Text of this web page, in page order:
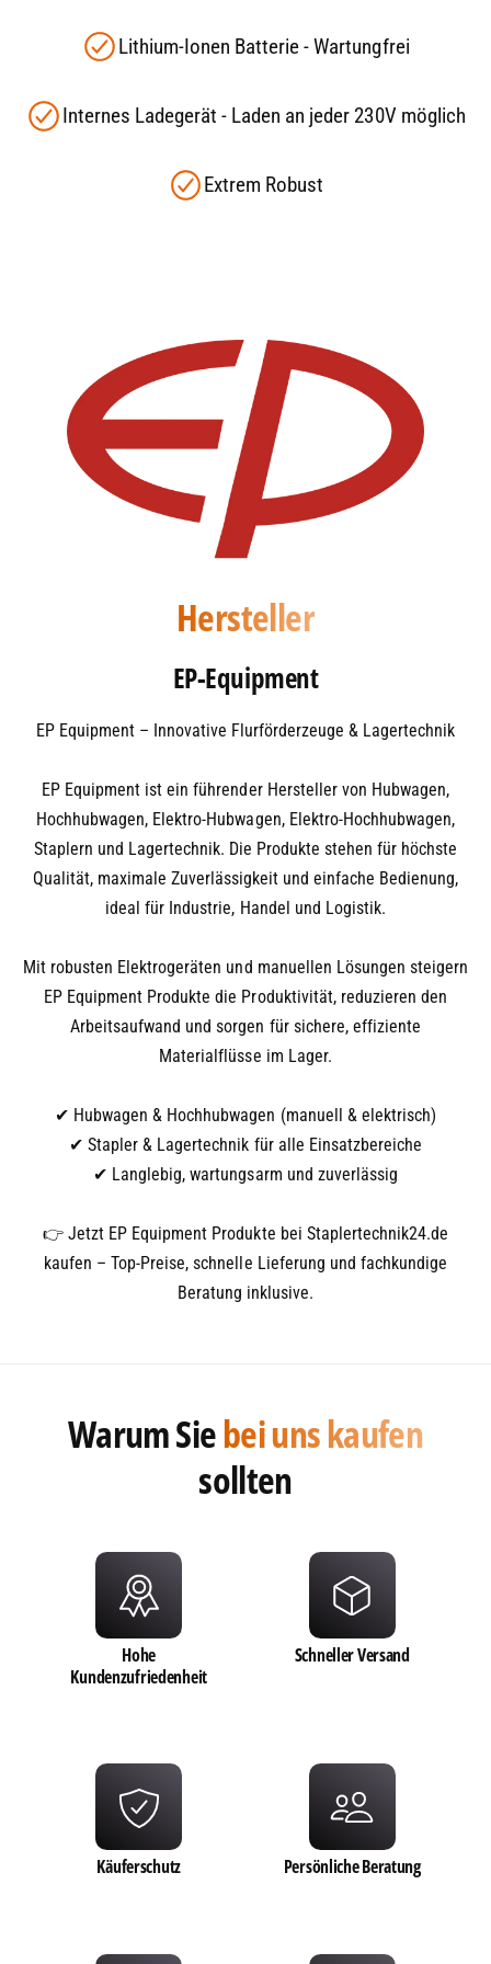
Rampen, Türschwellen oder unebenem
Funktion zwei Paletten gleichzeitig bewegt
mit dem EP-Equipment WSI161. Bei
Staplertechnik24.de erhalten Sie erstklassige
Beratung, schnelle Lieferung und zuverlässige
Technik für Ihren Lageralltag.
Jetzt anfragen oder direkt online bestellen –
Ihr neuer Hochhubwagen wartet auf Sie.
DOWNLOAD: Technisches Datenblatt
Lithium-Ionen Batterie - Wartungfrei
Internes Ladegerät - Laden an jeder 230V möglich
Extrem Robust
Hersteller
EP-Equipment
EP Equipment – Innovative Flurförderzeuge & Lagertechnik
EP Equipment ist ein führender Hersteller von Hubwagen,
Hochhubwagen, Elektro-Hubwagen, Elektro-Hochhubwagen,
Staplern und Lagertechnik. Die Produkte stehen für höchste
Qualität, maximale Zuverlässigkeit und einfache Bedienung,
ideal für Industrie, Handel und Logistik.
Mit robusten Elektrogeräten und manuellen Lösungen steigern
EP Equipment Produkte die Produktivität, reduzieren den
Arbeitsaufwand und sorgen für sichere, effiziente
Materialflüsse im Lager.
✔ Hubwagen & Hochhubwagen (manuell & elektrisch)
✔ Stapler & Lagertechnik für alle Einsatzbereiche
✔ Langlebig, wartungsarm und zuverlässig
👉 Jetzt EP Equipment Produkte bei Staplertechnik24.de
kaufen – Top-Preise, schnelle Lieferung und fachkundige
Beratung inklusive.
Warum Siebei uns kaufen
sollten
Hohe
Kundenzufriedenheit
Schneller Versand
Käuferschutz Persönliche Beratung
0
3